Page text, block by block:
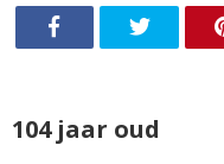
104 jaar oud